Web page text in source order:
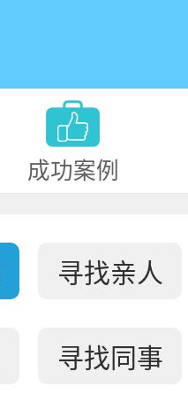
成功案例
寻找亲人
寻找同事